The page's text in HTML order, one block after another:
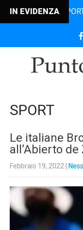
IN EVIDENZA
PORTALE
SPORT
Le italiane
all’Abierto de
Febbraio 19, 2022